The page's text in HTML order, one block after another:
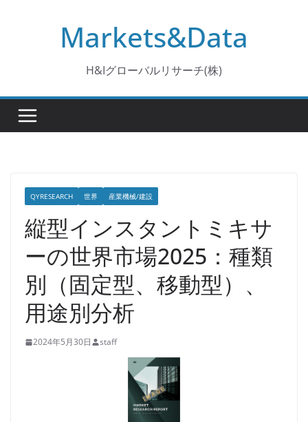
Markets&Data
H&Iグローバルリサーチ(株)
QYRESEARCH 世界 産業機械/建設
縦型インスタントミキサ
ーの世界市場2025：種類
別（固定型、移動型）、
用途別分析
2024年5月30日 staff